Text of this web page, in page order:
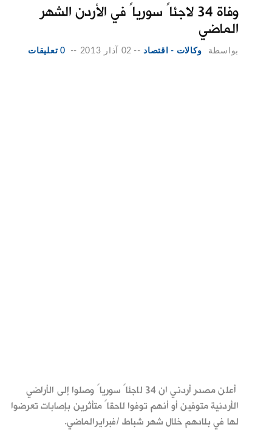
وفاة 34 لاجئاً سورياً في الأردن الشهر
الماضي
بواسطة وكالات - اقتصاد-- 02 آذار 2013 -- 0 تعليقات
أعلن مصدر أردني ان 34 لاجئاً سورياً وصلوا إلى الأراضي
الأردنية متوفين أو أنهم توفوا لاحقاً متأثرين بإصابات تعرضوا
لها في بلادهم خلال شهر شباط /فبرايرالماضي.